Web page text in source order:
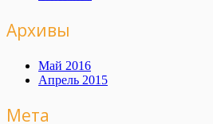
Архивы
Май 2016
Апрель 2015
Мета